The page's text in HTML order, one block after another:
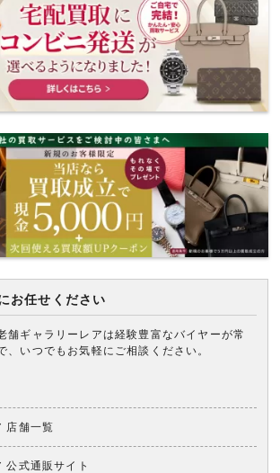
お任せください
舗ギャラリーレアは経験豊富なバイヤーが常
、いつでもお気軽にご相談ください。
店舗一覧
公式通販サイト